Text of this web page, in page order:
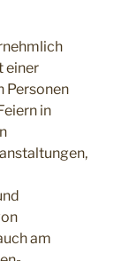
einer
Personen
in
am